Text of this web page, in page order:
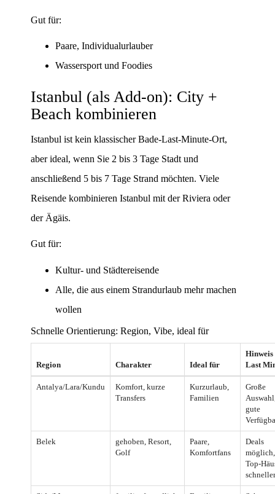
Gut für:
Paare, Individualurlauber
Wassersport und Foodies
Istanbul (als Add-on): City +
Beach kombinieren
Istanbul ist kein klassischer Bade-Last-Minute-Ort,
aber ideal, wenn Sie 2 bis 3 Tage Stadt und
anschließend 5 bis 7 Tage Strand möchten. Viele
Reisende kombinieren Istanbul mit der Riviera oder
der Ägäis.
Gut für:
Kultur- und Städtereisende
Alle, die aus einem Strandurlaub mehr machen
wollen
Schnelle Orientierung: Region, Vibe, ideal für
Region Charakter Ideal für
Last
Antalya/Lara/Kundu
Komfort, kurze
Transfers
Kurzurlaub,
Familien
Große
gute
Belek
gehoben, Resort,
Golf
Paare,
Komfortfans
Deals
Top-